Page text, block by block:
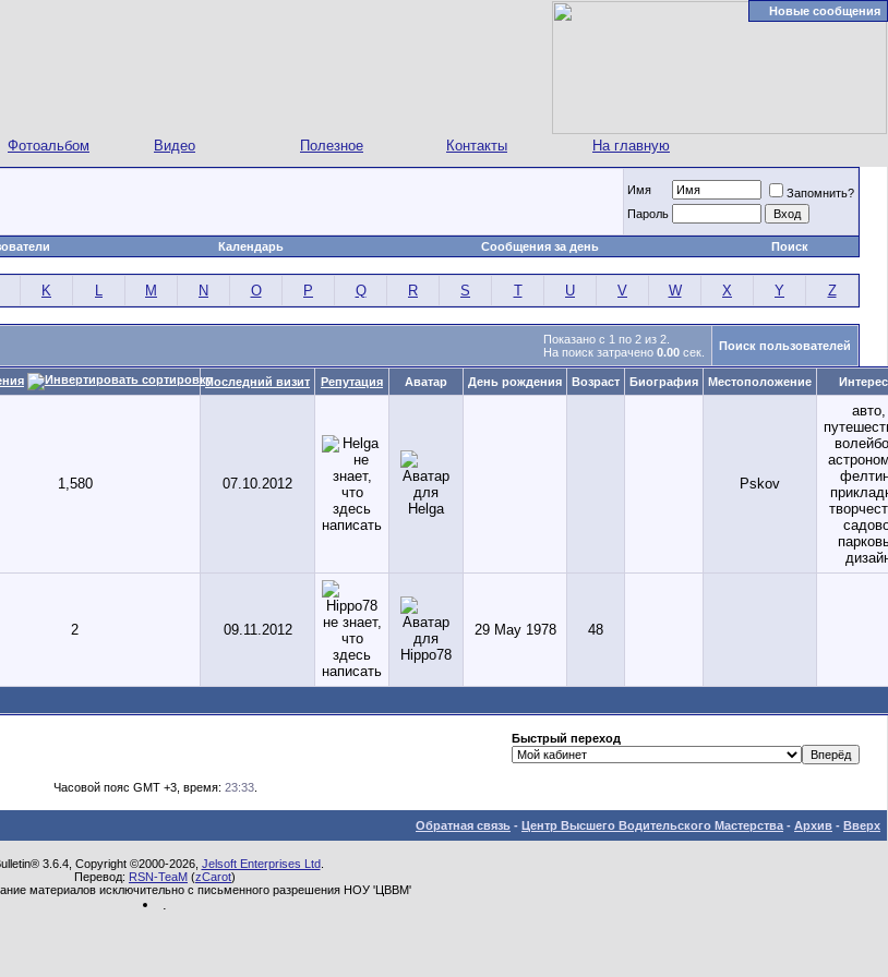
Фотоальбом Видео Полезное Контакты На главную
Новые сообщения
Имя
Запомнить?
Пароль
Календарь Сообщения за день Поиск
K L M N O P Q R S T U V W X Y Z
Показано с 1 по 2 из 2.
На поиск затрачено 0.00 сек. Поиск пользователей
Последний визит Репутация Аватар День рождения Возраст Биография Местоположение
1,580 07.10.2012 Pskov
авто,
2 09.11.2012 29 May 1978 48
Быстрый переход
Часовой пояс GMT +3, время: 23:33.
Обратная связь - Центр Высшего Водительского Мастерства - Архив - Вверх
3.6.4, Copyright ©2000-2026, Jelsoft Enterprises Ltd.
Перевод: RSN-TeaM (zCarot)
материалов исключительно с письменного разрешения НОУ 'ЦВВМ'
.